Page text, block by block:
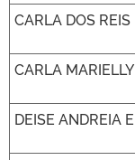
CARLA DOS REIS
CARLA
DEISE ANDREIA